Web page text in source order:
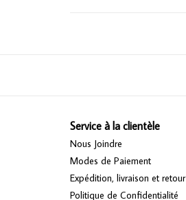
Service à la clientèle
Nous Joindre
Modes de Paiement
Expédition, livraison et retour
Politique de Confidentialité